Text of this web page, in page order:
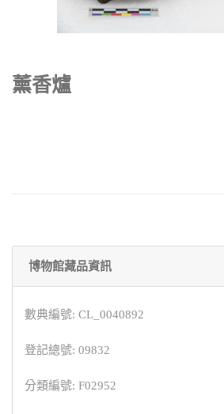
薰香爐
博物館藏品資訊
數典編號: CL_0040892
登記總號: 09832
分類編號: F02952